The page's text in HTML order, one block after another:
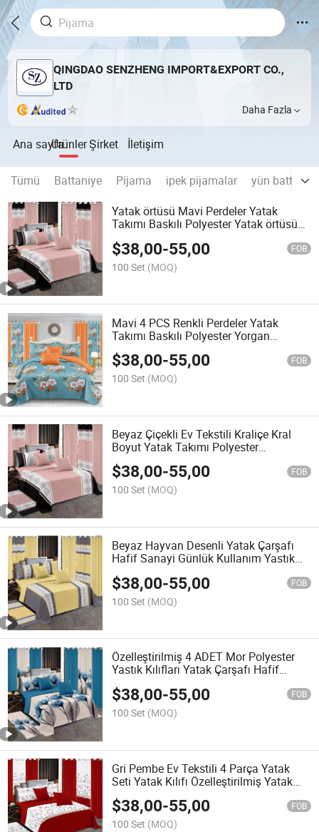
QINGDAO SENZHENG IMPORT&EXPORT CO.,
LTD
Daha Fazla
Ana sayfaÜrünlerŞirket İletişim
Tümü Battaniye Pijama ipek pijamalar
yün battaniye
Yatak örtüsü Mavi Perdeler Yatak
Takımı Baskılı Polyester Yatak örtüsü
$38,00-55,00 FOB
100 Set (MOQ)
Mavi 4 PCS Renkli Perdeler Yatak
Takımı Baskılı Polyester Yorgan
Nevresim Takımı Yatak Örtüsü Seti
$38,00-55,00 FOB
100 Set (MOQ)
Beyaz Çiçekli Ev Tekstili Kraliçe Kral
Boyut Yatak Takımı Polyester
Mikrofiber Yastık Kılıfları Çift Yastıklı
Yatak Örtüsü Toptancı
$38,00-55,00 FOB
100 Set (MOQ)
Beyaz Hayvan Desenli Yatak Çarşafı
Hafif Sanayi Günlük Kullanım Yastık
Parça Yatak Odası Takımı İki Kişilik
Yatak Örtüsü Seti
$38,00-55,00 FOB
100 Set (MOQ)
Özelleştirilmiş 4 ADET Mor Polyester
Yastık Kılıfları Yatak Çarşafı Hafif
Sanayi Günlük Kullanım Baskılı Yastık
Kılıfları Yüksek Kalite Yatak Örtüsü
Baskılı Yatak Örtüsü Seti
$38,00-55,00 FOB
100 Set (MOQ)
Gri Pembe Ev Tekstili 4 Parça Yatak
Seti Yatak Kılıfı Özelleştirilmiş Yatak
Odası Yumuşak Yastık Kılıfları Yastık
Yorganı Toptancı
$38,00-55,00 FOB
100 Set (MOQ)